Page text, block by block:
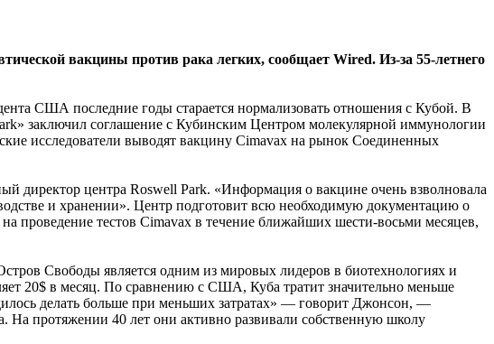
вакцины против рака легких, сообщает Wired. Из-за 55-летнего
США последние годы старается нормализовать отношения с Кубой. В
заключил соглашение с Кубинским Центром молекулярной иммунологии
исследователи выводят вакцину Cimavax на рынок Соединенных
директор центра Roswell Park. «Информация о вакцине очень взволновала
и хранении». Центр подготовит всю необходимую документацию о
проведение тестов Cimavax в течение ближайших шести-восьми месяцев,
Свободы является одним из мировых лидеров в биотехнологиях и
20$ в месяц. По сравнению с США, Куба тратит значительно меньше
делать больше при меньших затратах» — говорит Джонсон, —
На протяжении 40 лет они активно развивали собственную школу